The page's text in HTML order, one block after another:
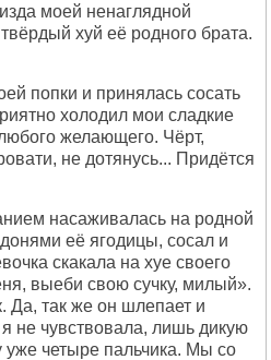
моей ненаглядной
хуй её родного брата.
попки и принялась сосать
холодил мои сладкие
желающего. Чёрт,
не дотянусь... Придётся
насаживалась на родной
её ягодицы, сосал и
скакала на хуе своего
выеби свою сучку, милый».
Да, так же он шлепает и
не чувствовала, лишь дикую
уже четыре пальчика. Мы со